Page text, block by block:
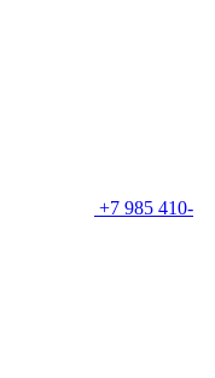
+7 985 410-